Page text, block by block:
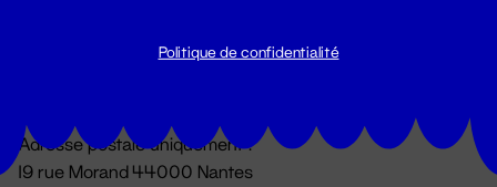
Du lundi au vendredi 14h → 18h
Adresse postale uniquement :
19 rue Morand 44000 Nantes
Politique de confidentialité